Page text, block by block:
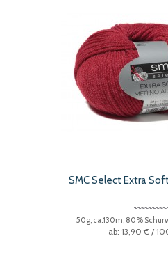
SMC Select Extra
50g, ca.130m, 80%
13,90 € /